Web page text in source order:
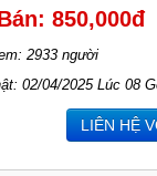
850,000đ
2933 người
02/04/2025 Lúc 08
LIÊN HỆ